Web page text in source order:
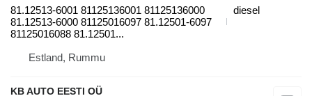
81.12513-6001 81125136001 81125136000
81.12513-6000 81125016097 81.12501-6097
81125016088 81.12501...
diesel
Estland, Rummu
KB AUTO EESTI OÜ